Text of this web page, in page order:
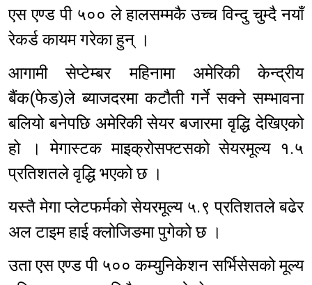
एस एण्ड पी ५०० ले हालसम्मकै उच्च विन्दु चुम्दै नयाँ
रेकर्ड कायम गरेका हुन् ।
आगामी सेप्टेम्बर महिनामा अमेरिकी केन्द्रीय
बैंक(फेड)ले ब्याजदरमा कटौती गर्ने सक्ने सम्भावना
बलियो बनेपछि अमेरिकी सेयर बजारमा वृद्धि देखिएको
हो । मेगास्टक माइक्रोसफ्टसको सेयरमूल्य १.५
प्रतिशतले वृद्धि भएको छ ।
यस्तै मेगा प्लेटफर्मको सेयरमूल्य ५.९ प्रतिशतले बढेर
अल टाइम हाई क्लोजिङमा पुगेको छ ।
उता एस एण्ड पी ५०० कम्युनिकेशन सर्भिसेसको मूल्य